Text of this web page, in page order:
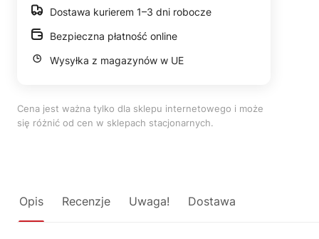
Dostawa kurierem 1–3 dni robocze
Bezpieczna płatność online
Wysyłka z magazynów w UE
Cena jest ważna tylko dla sklepu internetowego i może
się różnić od cen w sklepach stacjonarnych.
Opis Recenzje Uwaga! Dostawa